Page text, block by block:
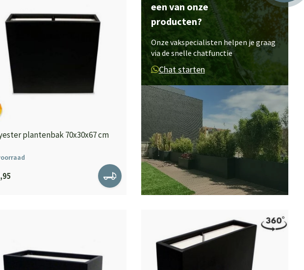
plantenbak 70x30x67 cm
een van onze
producten?
Onze vakspecialisten helpen je graag
via de snelle chatfunctie
Chat starten